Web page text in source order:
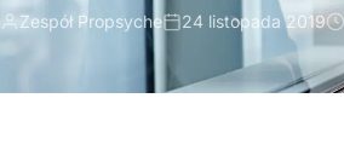
Zespół Propsyche 24 listopada 2019